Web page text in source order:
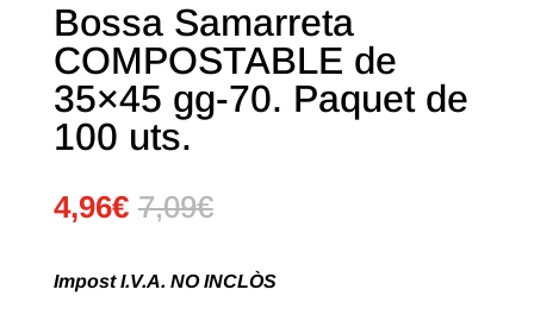
Bossa Samarreta
COMPOSTABLE de
35×45 gg-70. Paquet de
100 uts.
4,96€ 7,09€
Impost I.V.A. NO INCLÒS